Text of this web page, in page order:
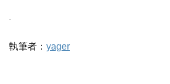
-
執筆者： yager